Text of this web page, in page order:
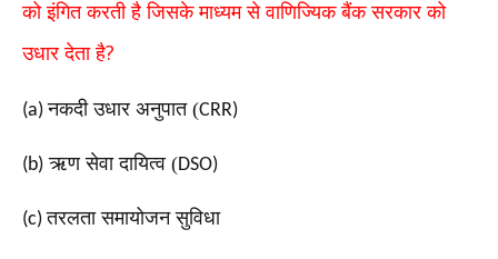
को इंगित करती है जिसके माध्यम से वाणिज्यिक बैंक सरकार को
उधार देता है?
(a)नकदी उधार अनुपात (CRR)
(b) ऋण सेवा दायित्व (DSO)
(c)तरलता समायोजन सुविधा